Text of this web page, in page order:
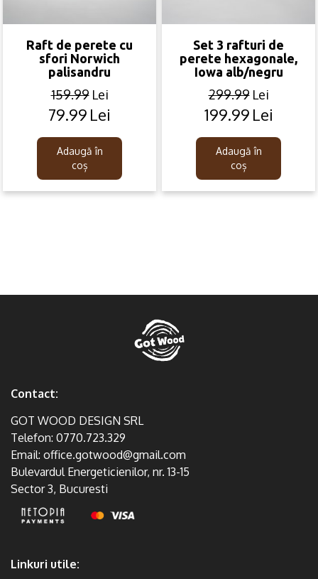
Raft de perete cu
sfori Norwich
palisandru
159.99 Lei
Original
was:
159.99lei.
79.99 Lei
Current
is:
79.99lei.
Adaugă în
coș
Set 3 rafturi de
perete hexagonale,
Iowa alb/negru
299.99 Lei
Original
was:
299.99lei.
199.99 Lei
Current
is:
199.99lei.
Adaugă în
coș
Contact:
GOT WOOD DESIGN SRL
Telefon: 0770.723.329
Email: office.gotwood@gmail.com
Bulevardul Energeticienilor, nr. 13-15
Sector 3, Bucuresti
Linkuri utile: